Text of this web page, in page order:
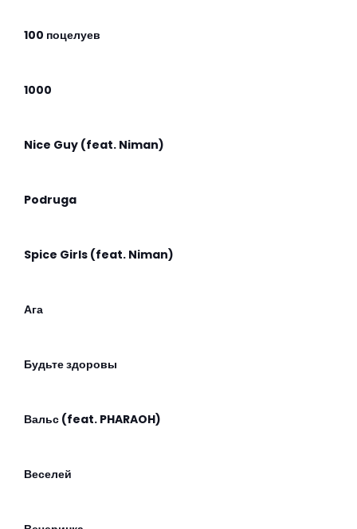
100 поцелуев
1000
Nice Guy (feat. Niman)
Podruga
Spice Girls (feat. Niman)
Ага
Будьте здоровы
Вальс (feat. PHARAOH)
Веселей